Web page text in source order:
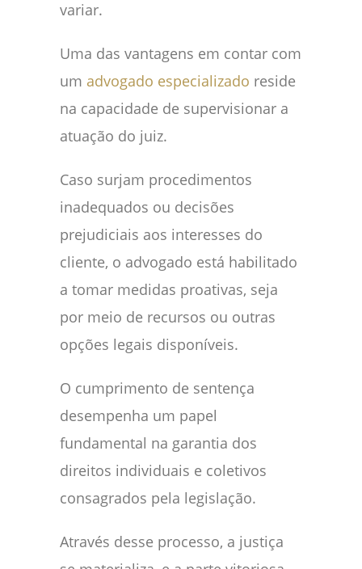
variar.
Uma das vantagens em contar com
um advogado especializado reside
na capacidade de supervisionar a
atuação do juiz.
Caso surjam procedimentos
inadequados ou decisões
prejudiciais aos interesses do
cliente, o advogado está habilitado
a tomar medidas proativas, seja
por meio de recursos ou outras
opções legais disponíveis.
O cumprimento de sentença
desempenha um papel
fundamental na garantia dos
direitos individuais e coletivos
consagrados pela legislação.
Através desse processo, a justiça